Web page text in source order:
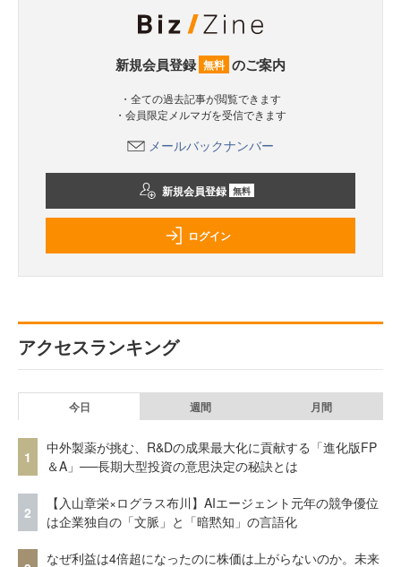
新規会員登録 無料 のご案内
・全ての過去記事が閲覧できます
・会員限定メルマガを受信できます
メールバックナンバー
新規会員登録 無料
ログイン
アクセスランキング
今日 週間 月間
1
中外製薬が挑む、R&Dの成果最大化に貢献する「進化版FP
＆A」──長期大型投資の意思決定の秘訣とは
2
【入山章栄×ログラス布川】AIエージェント元年の競争優位
は企業独自の「文脈」と「暗黙知」の言語化
なぜ利益は4倍超になったのに株価は上がらないのか。未来